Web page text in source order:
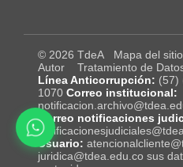
© 2026 TdeA Mapa del sitio
Autor
Tratamiento de
Línea Anticorrupción: (57)
1070 Correo institucional:
Correo notificaciones
Usuario:
juridica@tdea.edu.co sus